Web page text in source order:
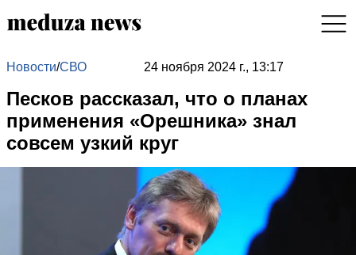
Новости/СВО 24 ноября 2024 г., 13:17
Песков рассказал, что о планах
применения «Орешника» знал
совсем узкий круг